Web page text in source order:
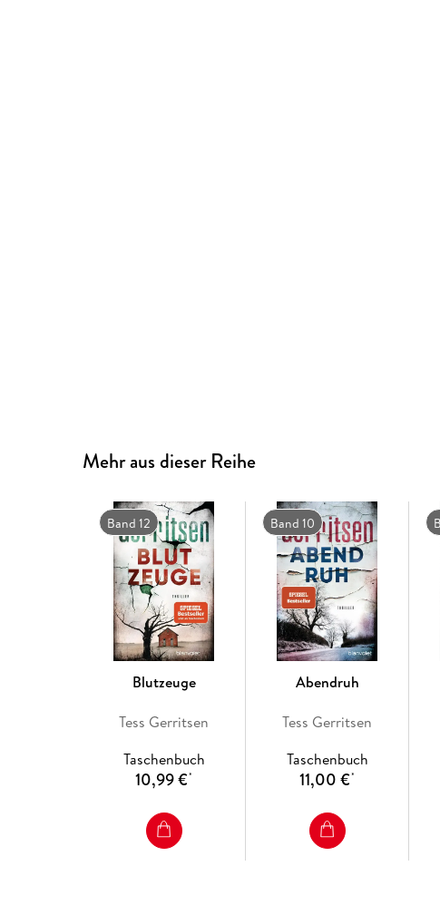
Mehr aus dieser Reihe
Band 12
Blutzeuge
Tess Gerritsen
Taschenbuch
10,99 €*
Band 10
Abendruh
Tess Gerritsen
Taschenbuch
11,00 €*